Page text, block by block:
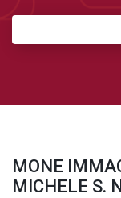
MONE
MICHELE S.